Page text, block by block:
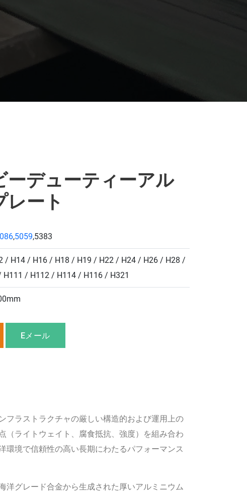
ーデューティーアル
レート
,5059,5383
/ H14 / H16 / H18 / H19 / H22 / H24 / H26 / H28 /
/ H112 / H114 / H116 / H321
Eメール
フラストラクチャの厳しい構造的および運用上の
（ライトウェイト、腐食抵抗、強度）を組み合わ
境で信頼性の高い長期にわたるパフォーマンス
グレード合金から生成された厚いアルミニウム